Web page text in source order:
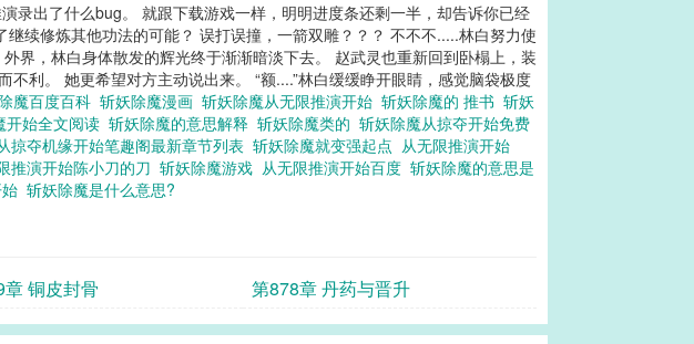
录出了什么bug。 就跟下载游戏一样，明明进度条还剩一半，却告诉你已经
续修炼其他功法的可能？ 误打误撞，一箭双雕？？？ 不不不.....林白努力使
界，林白身体散发的辉光终于渐渐暗淡下去。 赵武灵也重新回到卧榻上，装
利。 她更希望对方主动说出来。 “额....”林白缓缓睁开眼睛，感觉脑袋极度
魔百度百科 斩妖除魔漫画 斩妖除魔从无限推演开始 斩妖除魔的 推书 斩妖
开始全文阅读 斩妖除魔的意思解释 斩妖除魔类的 斩妖除魔从掠夺开始免费
掠夺机缘开始笔趣阁最新章节列表 斩妖除魔就变强起点 从无限推演开始
推演开始陈小刀的刀 斩妖除魔游戏 从无限推演开始百度 斩妖除魔的意思是
斩妖除魔是什么意思?
铜皮封骨 第878章 丹药与晋升